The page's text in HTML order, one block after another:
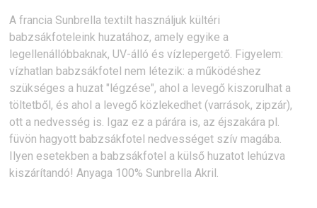
A francia Sunbrella textilt használjuk kültéri
babzsákfoteleink huzatához, amely egyike a
legellenállóbbaknak, UV-álló és vízlepergető. Figyelem:
vízhatlan babzsákfotel nem létezik: a működéshez
szükséges a huzat "légzése", ahol a levegő kiszorulhat a
töltetből, és ahol a levegő közlekedhet (varrások, zipzár),
ott a nedvesség is. Igaz ez a párára is, az éjszakára pl.
füvön hagyott babzsákfotel nedvességet szív magába.
Ilyen esetekben a babzsákfotel a külső huzatot lehúzva
kiszárítandó! Anyaga 100% Sunbrella Akril.